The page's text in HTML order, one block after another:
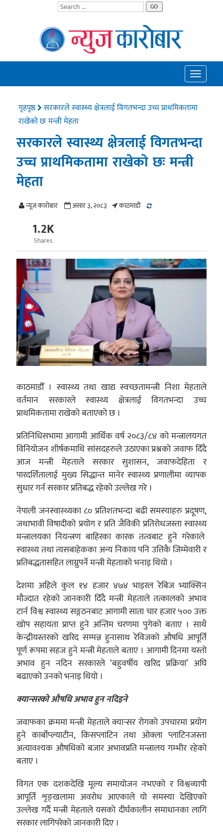
GO
Toggle
गृहपृष्ठ
सरकारले स्वास्थ्य क्षेत्रलाई विगतभन्दा उच्च प्राथमिकतामा
राखेको छः मन्त्री मेहता
सरकारले स्वास्थ्य क्षेत्रलाई विगतभन्दा
उच्च प्राथमिकतामा राखेको छः मन्त्री
मेहता
न्यूज काराेबार असार ३, २०८३ काठमाडाैं
1.2K
Shares
काठमाडौँ । स्वास्थ्य तथा खाद्य स्वच्छतामन्त्री निशा मेहताले
वर्तमान सरकारले स्वास्थ्य क्षेत्रलाई विगतभन्दा उच्च
प्राथमिकतामा राखेको बताएको छ ।
प्रतिनिधिसभामा आगामी आर्थिक वर्ष २०८३/८४ को मन्त्रालयगत
विनियोजन शीर्षकमाथि सांसदहरुले उठाएका प्रश्नको जवाफ दिँदै
आज मन्त्री मेहताले सरकार सुशासन, जवाफदेहिता र
पारदर्शितालाई मुख्य सिद्धान्त मानेर स्वास्थ्य प्रणालीमा व्यापक
सुधार गर्न सरकार प्रतिबद्ध रहेको उल्लेख गरे ।
नेपाली जनस्वास्थ्यका ८० प्रतिशतभन्दा बढी समस्याहरु प्रदूषण,
जथाभावी विषादीको प्रयोग र प्रति जैविकी प्रतिरोधजस्ता स्वास्थ्य
मन्त्रालयका नियन्त्रण बाहिरका कारक तत्वबाट हुने गरेकाले
स्वास्थ्य तथा त्यसबाहेकका अन्य निकाय पनि उत्तिकै जिम्मेवारी र
प्रतिबद्धतासहित लाग्नुपर्ने मन्त्री मेहताको भनाइ थियो ।
देशमा अहिले कुल १४ हजार ४७४ भाइरल रेबिज भ्याक्सिन
मौज्दात रहेको जानकारी दिँदै मन्त्री मेहताले तत्कालको अभाव
टार्न विश्व स्वास्थ्य सङ्गठनबाट आगामी साता चार हजार ५०० उक्त
खोप सहायता प्राप्त हुने अन्तिम चरणमा पुगेको बताए । साथै
केन्द्रीयस्तरको खरिद सम्पन्न हुनासाथ रेविजको औषधि आपूर्ति
पूर्ण रूपमा सहज हुने मन्त्री मेहताले बताए । आगामी दिनमा यस्तो
अभाव हुन नदिन सरकारले ‘बहुवर्षीय खरिद प्रक्रिया’ अघि
बढाएको उनको भनाइ थियो ।
क्यान्सरको औषधि अभाव हुन नदिइने
जवाफका क्रममा मन्त्री मेहताले क्यान्सर रोगको उपचारमा प्रयोग
हुने कार्बोप्ल्याटीन, किसप्लाटिन तथा ओक्ला प्लाटिनजस्ता
अत्यावश्यक औषधिको बजार अभावप्रति मन्त्रालय गम्भीर रहेको
बताए ।
विगत एक दशकदेखि मूल्य समायोजन नभएको र विश्वव्यापी
आपूर्ति शृङ्खलामा अवरोध आएकाले यो समस्या देखिएको
उल्लेख गर्दै मन्त्री मेहताले यसको दीर्घकालीन समाधानका लागि
सरकार लागिपरेको जानकारी दिए ।